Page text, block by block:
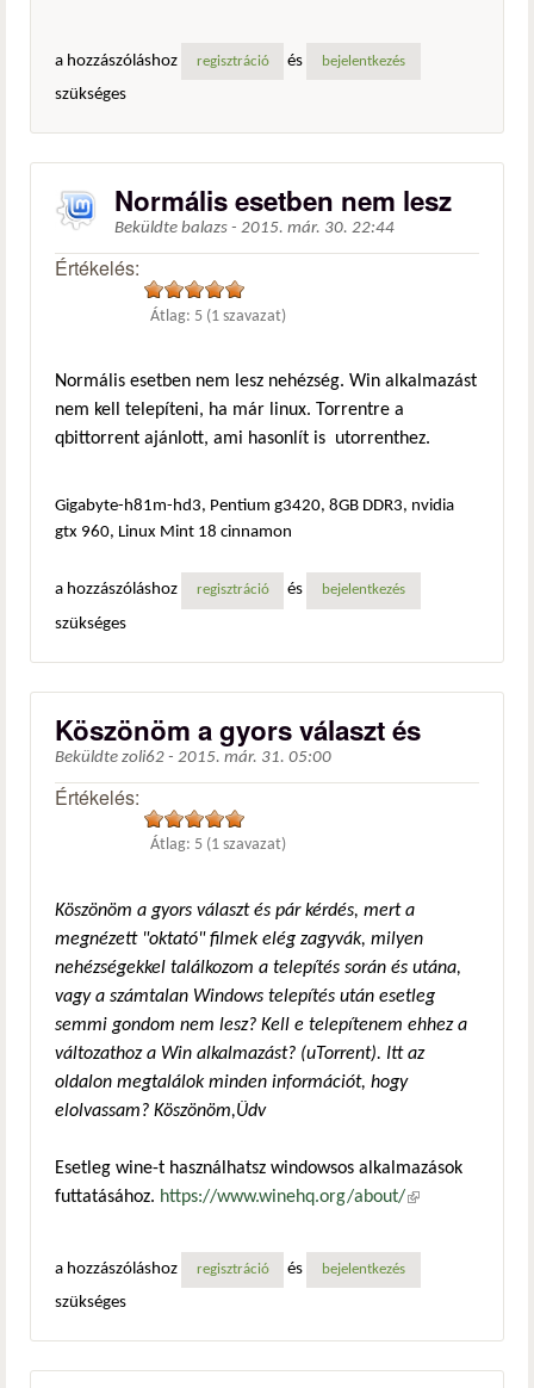
a hozzászóláshoz regisztráció és bejelentkezés
szükséges
Normális esetben nem lesz
Beküldte balazs - 2015. már. 30. 22:44
Értékelés:
Átlag: 5 (1 szavazat)
Normális esetben nem lesz nehézség. Win alkalmazást
nem kell telepíteni, ha már linux. Torrentre a
qbittorrent ajánlott, ami hasonlít is utorrenthez.
Gigabyte-h81m-hd3, Pentium g3420, 8GB DDR3, nvidia
gtx 960, Linux Mint 18 cinnamon
a hozzászóláshoz regisztráció és bejelentkezés
szükséges
Köszönöm a gyors választ és
Beküldte zoli62 - 2015. már. 31. 05:00
Értékelés:
Átlag: 5 (1 szavazat)
Köszönöm a gyors választ és pár kérdés, mert a
megnézett "oktató" filmek elég zagyvák, milyen
nehézségekkel találkozom a telepítés során és utána,
vagy a számtalan Windows telepítés után esetleg
semmi gondom nem lesz? Kell e telepítenem ehhez a
változathoz a Win alkalmazást? (uTorrent). Itt az
oldalon megtalálok minden információt, hogy
elolvassam? Köszönöm,Üdv
Esetleg wine-t használhatsz windowsos alkalmazások
futtatásához. https://www.winehq.org/about/(külső
a hozzászóláshoz regisztráció és bejelentkezés
szükséges